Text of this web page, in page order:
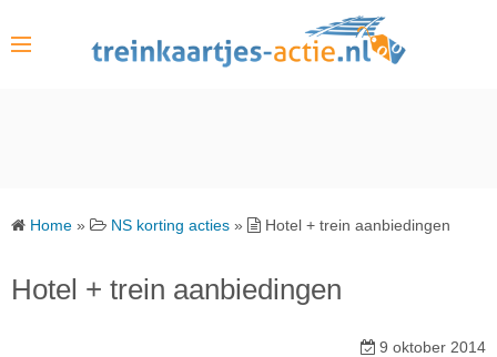
Home » NS korting acties » Hotel + trein aanbiedingen
Hotel + trein aanbiedingen
9 oktober 2014